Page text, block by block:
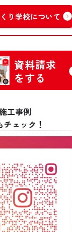
り学校について
資料請求
をする
工事例
ェック！